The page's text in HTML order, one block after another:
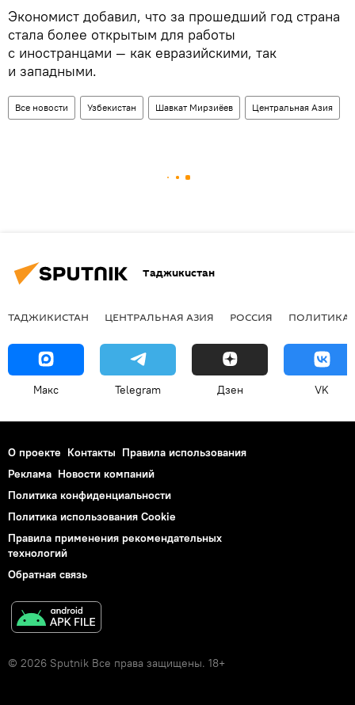
Экономист добавил, что за прошедший год страна
стала более открытым для работы
с иностранцами — как евразийскими, так
и западными.
Все новости Узбекистан Шавкат Мирзиёев Центральная Азия
Таджикистан
ТАДЖИКИСТАН ЦЕНТРАЛЬНАЯ АЗИЯ РОССИЯ ПОЛИТИКА
Макс Telegram Дзен VK
О проекте Контакты Правила использования
Реклама Новости компаний
Политика конфиденциальности
Политика использования Cookie
Правила применения рекомендательных
технологий
Обратная связь
© 2026 Sputnik Все права защищены. 18+